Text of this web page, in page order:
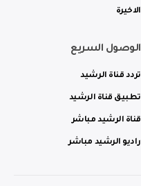
الاخيرة
الوصول السريع
تردد قناة الرشيد
تطبيق قناة الرشيد
قناة الرشيد مباشر
راديو الرشيد مباشر